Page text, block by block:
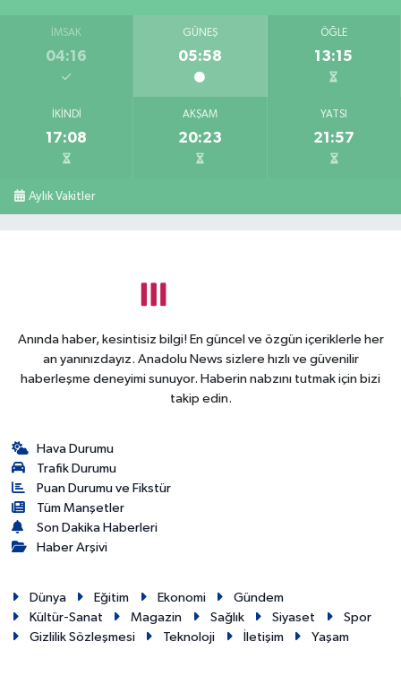
İMSAK
04:16
GÜNEŞ
05:58
ÖĞLE
13:15
İKINDI
17:08
AKŞAM
20:23
YATSI
21:57
Aylık Vakitler
Anında haber, kesintisiz bilgi! En güncel ve özgün içeriklerle her
an yanınızdayız. Anadolu News sizlere hızlı ve güvenilir
haberleşme deneyimi sunuyor. Haberin nabzını tutmak için bizi
takip edin.
Hava Durumu
Trafik Durumu
Puan Durumu ve Fikstür
Tüm Manşetler
Son Dakika Haberleri
Haber Arşivi
Dünya Eğitim Ekonomi
Gündem
Kültür-Sanat
Magazin Sağlık Siyaset
Spor
Gizlilik Sözleşmesi
Teknoloji İletişim Yaşam